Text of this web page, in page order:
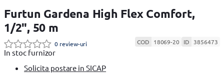
Furtun Gardena High Flex Comfort,
1/2", 50 m
0 review-uri COD 18069-20 ID 3856473
In stoc furnizor
Solicita postare in SICAP